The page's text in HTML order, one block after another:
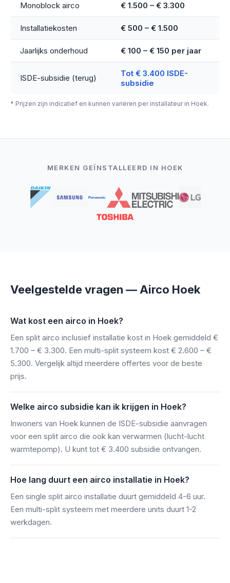
Monoblock airco € 1.500 – € 3.300
Installatiekosten € 500 – € 1.500
Jaarlijks onderhoud € 100 – € 150 per jaar
ISDE-subsidie (terug)
Tot € 3.400 ISDE-
subsidie
* Prijzen zijn indicatief en kunnen variëren per installateur in Hoek.
MERKEN GEÏNSTALLEERD IN HOEK
Veelgestelde vragen — Airco Hoek
Wat kost een airco in Hoek?
Een split airco inclusief installatie kost in Hoek gemiddeld €
1.700 – € 3.300. Een multi-split systeem kost € 2.600 – €
5.300. Vergelijk altijd meerdere offertes voor de beste
prijs.
Welke airco subsidie kan ik krijgen in Hoek?
Inwoners van Hoek kunnen de ISDE-subsidie aanvragen
voor een split airco die ook kan verwarmen (lucht-lucht
warmtepomp). U kunt tot € 3.400 subsidie ontvangen.
Hoe lang duurt een airco installatie in Hoek?
Een single split airco installatie duurt gemiddeld 4-6 uur.
Een multi-split systeem met meerdere units duurt 1-2
werkdagen.